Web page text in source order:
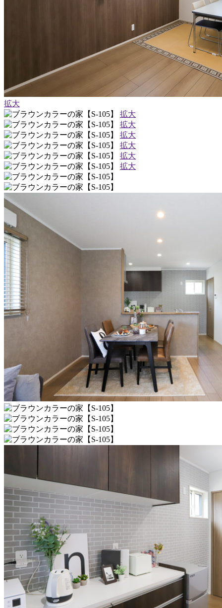
拡大
拡大
拡大
拡大
拡大
拡大
拡大